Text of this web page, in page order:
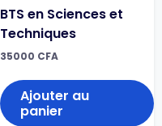
BTS en Sciences et
Techniques
35000 CFA
Ajouter au
panier